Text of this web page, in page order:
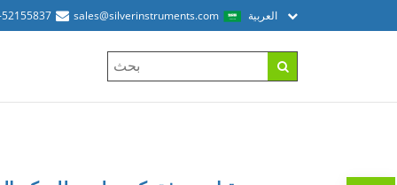
sales@silverinstruments.com العربية